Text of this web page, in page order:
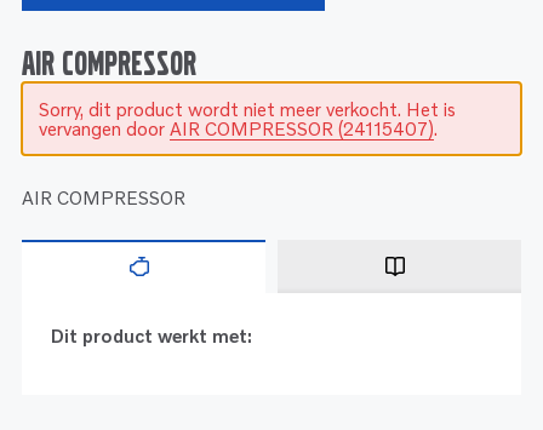
Service
Motoren
Reman – Pleziervaart
Reman - Bedrijfsvaart
Reman – Industrie
AIR COMPRESSOR
Sorry, dit product wordt niet meer verkocht. Het is
vervangen door AIR COMPRESSOR (24115407).
AIR COMPRESSOR
Dit product werkt met: